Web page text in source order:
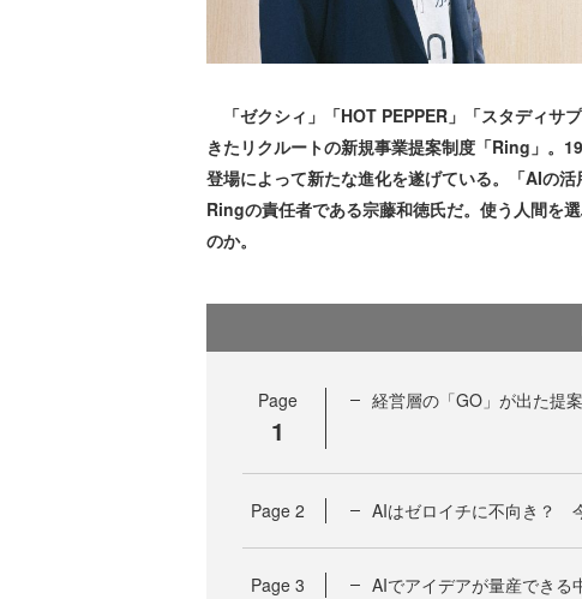
「ゼクシィ」「HOT PEPPER」「スタディサ
きたリクルートの新規事業提案制度「Ring」。
登場によって新たな進化を遂げている。「AIの
Ringの責任者である宗藤和徳氏だ。使う人間を
のか。
Page
1
経営層の「GO」が出た提
Page 2 AIはゼロイチに不向き？
Page 3 AIでアイデアが量産できる